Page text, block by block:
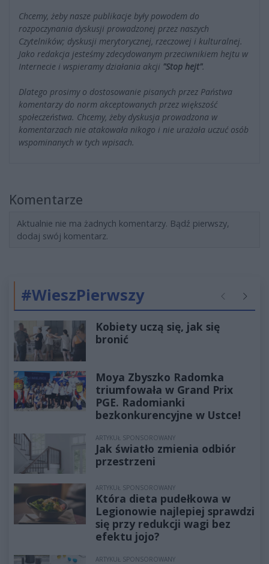
Chcemy, żeby nasze publikacje były powodem do
rozpoczynania dyskusji prowadzonej przez naszych
Czytelników; dyskusji merytorycznej, rzeczowej i kulturalnej.
Jako redakcja jesteśmy zdecydowanym przeciwnikiem hejtu w
Internecie i wspieramy działania akcji "Stop hejt".
Dlatego prosimy o dostosowanie pisanych przez Państwa
komentarzy do norm akceptowanych przez większość
społeczeństwa. Chcemy, żeby dyskusja prowadzona w
komentarzach nie atakowała nikogo i nie urażała uczuć osób
wspominanych w tych wpisach.
Komentarze
Aktualnie nie ma żadnych komentarzy. Bądź pierwszy,
dodaj swój komentarz.
#WieszPierwszy Poprzednie
Kobiety uczą się, jak się
bronić
Moya Zbyszko Radomka
triumfowała w Grand Prix
PGE. Radomianki
bezkonkurencyjne w Ustce!
ARTYKUŁ SPONSOROWANY
Jak światło zmienia odbiór
przestrzeni
ARTYKUŁ SPONSOROWANY
Która dieta pudełkowa w
Legionowie najlepiej sprawdzi
się przy redukcji wagi bez
efektu jojo?
ARTYKUŁ SPONSOROWANY